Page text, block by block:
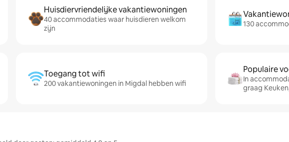
Huisdiervriendelijke vakantiewoningen
40 accommodaties waar huisdieren welkom
zijn
130
Toegang tot wifi
200 vakantiewoningen in Migdal hebben wifi
Populaire
In
graag